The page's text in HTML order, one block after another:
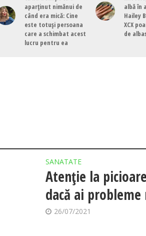
aparținut nimănui de
când era mică: Cine
este totuși persoana
care a schimbat acest
lucru pentru ea
albă în
Hailey
XCX
de
SANATATE
Atenție la
dacă ai
26/07/2021